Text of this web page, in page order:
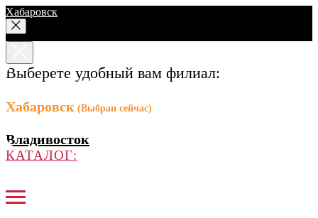
Хабаровск
Выберете удобный вам филиал:
Хабаровск (Выбран сейчас)
Владивосток
КАТАЛОГ: